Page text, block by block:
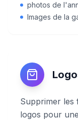
photos de
Images de la
Supprimer les
logos pour